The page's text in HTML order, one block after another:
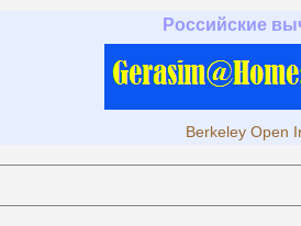
Российские
Berkeley Open